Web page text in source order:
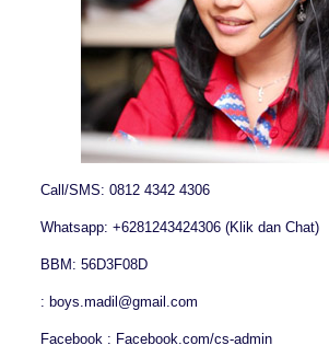
Call/SMS: 0812 4342 4306
Whatsapp: +6281243424306 (Klik dan Chat)
BBM: 56D3F08D
: boys.madil@gmail.com
Facebook : Facebook.com/cs-admin